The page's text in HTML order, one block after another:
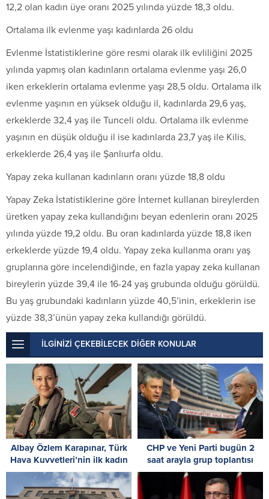
12,2 olan kadın üye oranı 2025 yılında yüzde 18,3 oldu.
Ortalama ilk evlenme yaşı kadınlarda 26 oldu
Evlenme İstatistiklerine göre resmi olarak ilk evliliğini 2025
yılında yapmış olan kadınların ortalama evlenme yaşı 26,0
iken erkeklerin ortalama evlenme yaşı 28,5 oldu. Ortalama ilk
evlenme yaşının en yüksek olduğu il, kadınlarda 29,6 yaş,
erkeklerde 32,4 yaş ile Tunceli oldu. Ortalama ilk evlenme
yaşının en düşük olduğu il ise kadınlarda 23,7 yaş ile Kilis,
erkeklerde 26,4 yaş ile Şanlıurfa oldu.
Yapay zeka kullanan kadınların oranı yüzde 18,8 oldu
Yapay Zeka İstatistiklerine göre İnternet kullanan bireylerden
üretken yapay zeka kullandığını beyan edenlerin oranı 2025
yılında yüzde 19,2 oldu. Bu oran kadınlarda yüzde 18,8 iken
erkeklerde yüzde 19,4 oldu. Yapay zeka kullanma oranı yaş
gruplarına göre incelendiğinde, en fazla yapay zeka kullanan
bireylerin yüzde 39,4 ile 16-24 yaş grubunda olduğu görüldü.
Bu yaş grubundaki kadınların yüzde 40,5’inin, erkeklerin ise
yüzde 38,3’ünün yapay zeka kullandığı görüldü.
İLGİNİZİ ÇEKEBİLECEK DİĞER KONULAR
Albay Özlem Karapınar, Türk
Hava Kuvvetleri’nin ilk kadın
paşası oldu
CHP ve Yeni Parti bugün 2
saat arayla grup toplantısı
yapacak: Gözler Kılıçdaroğlu
ve Özel’de